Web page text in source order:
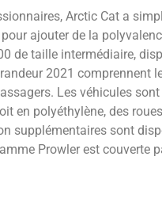
Arctic Cat a
ajouter de la
de taille intermédiaire,
2021 comprennent
Les véhicules
en polyéthylène, des
supplémentaires sont
Prowler est couverte